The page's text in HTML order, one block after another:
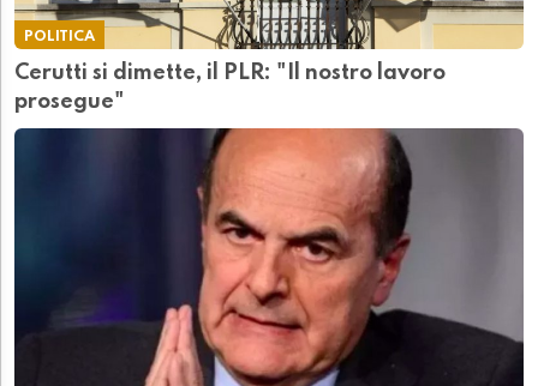
POLITICA
Cerutti si dimette, il PLR: "Il nostro lavoro
prosegue"